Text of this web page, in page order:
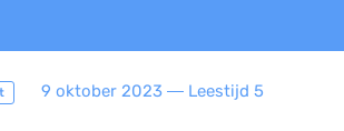
9 oktober 2023 ― Leestijd 5